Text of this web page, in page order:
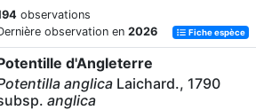
observations
observation en 2026 Fiche espèce
d'Angleterre
anglica Laichard., 1790
anglica